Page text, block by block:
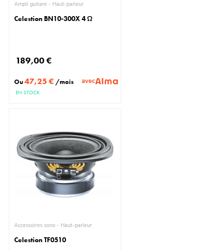
Ampli guitare - Haut-parleur
Celestion BN10-300X 4 Ω
189,00 €
Ou47,25 € /mois avec
EN STOCK
Accessoires sono - Haut-parleur
Celestion TF0510